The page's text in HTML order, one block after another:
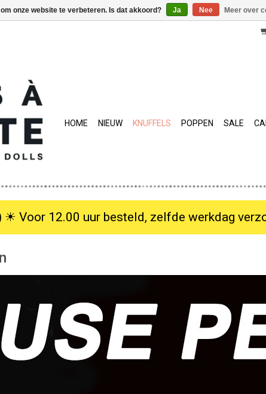
HOME NIEUW KNUFFELS POPPEN SALE
12.00 uur besteld, zelfde werkdag verzonden
onze website te verbeteren. Is dat akkoord? Ja Nee Meer over